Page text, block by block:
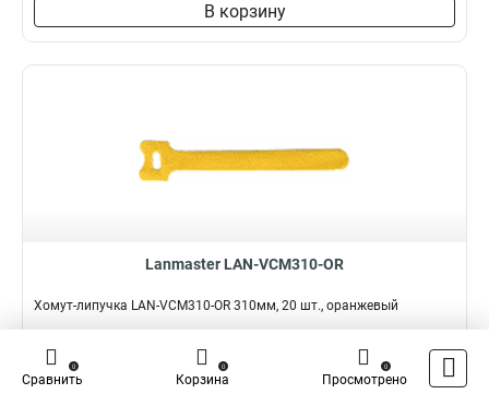
В корзину
Lanmaster LAN-VCM310-OR
Хомут-липучка LAN-VCM310-OR 310мм, 20 шт., оранжевый
Подробнее Сравнить
Наличие:
Сравнить
0
Корзина
0
Просмотрено
0